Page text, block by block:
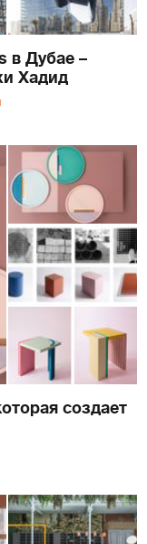
в Дубае –
Хадид
создает